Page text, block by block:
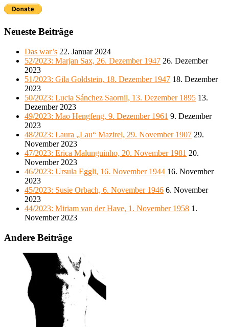
Neueste Beiträge
Das war’s 22. Januar 2024
52/2023: Marjan Sax, 26. Dezember 1947 26. Dezember
2023
51/2023: Gila Goldstein, 18. Dezember 1947 18. Dezember
2023
50/2023: Lucia Sánchez Saornil, 13. Dezember 1895 13.
Dezember 2023
49/2023: Mao Hengfeng, 9. Dezember 1961 9. Dezember
2023
48/2023: Laura „Lau“ Mazirel, 29. November 1907 29.
November 2023
47/2023: Erica Malunguinho, 20. November 1981 20.
November 2023
46/2023: Ursula Eggli, 16. November 1944 16. November
2023
45/2023: Susie Orbach, 6. November 1946 6. November
2023
44/2023: Miriam van der Have, 1. November 1958 1.
November 2023
Andere Beiträge